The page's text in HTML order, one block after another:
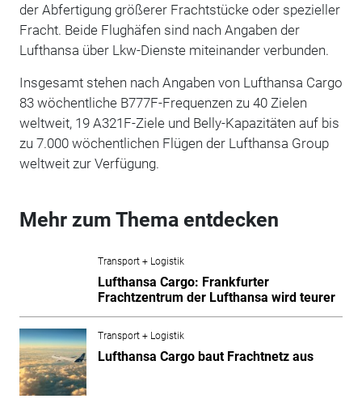
der Abfertigung größerer Frachtstücke oder spezieller
Fracht. Beide Flughäfen sind nach Angaben der
Lufthansa über Lkw-Dienste miteinander verbunden.
Insgesamt stehen nach Angaben von Lufthansa Cargo
83 wöchentliche B777F-Frequenzen zu 40 Zielen
weltweit, 19 A321F-Ziele und Belly-Kapazitäten auf bis
zu 7.000 wöchentlichen Flügen der Lufthansa Group
weltweit zur Verfügung.
Mehr zum Thema entdecken
Transport + Logistik
Lufthansa Cargo: Frankfurter
Frachtzentrum der Lufthansa wird teurer
Transport + Logistik
Lufthansa Cargo baut Frachtnetz aus